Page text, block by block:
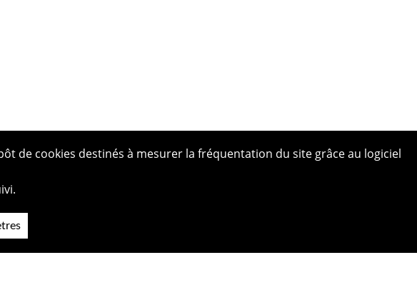
de cookies destinés à mesurer la fréquentation du site grâce au logiciel